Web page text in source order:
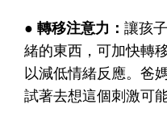
● 轉移注意力： 讓孩
緒的東西，可加快轉
以減低情緒反應。爸
試著去想這個刺激可